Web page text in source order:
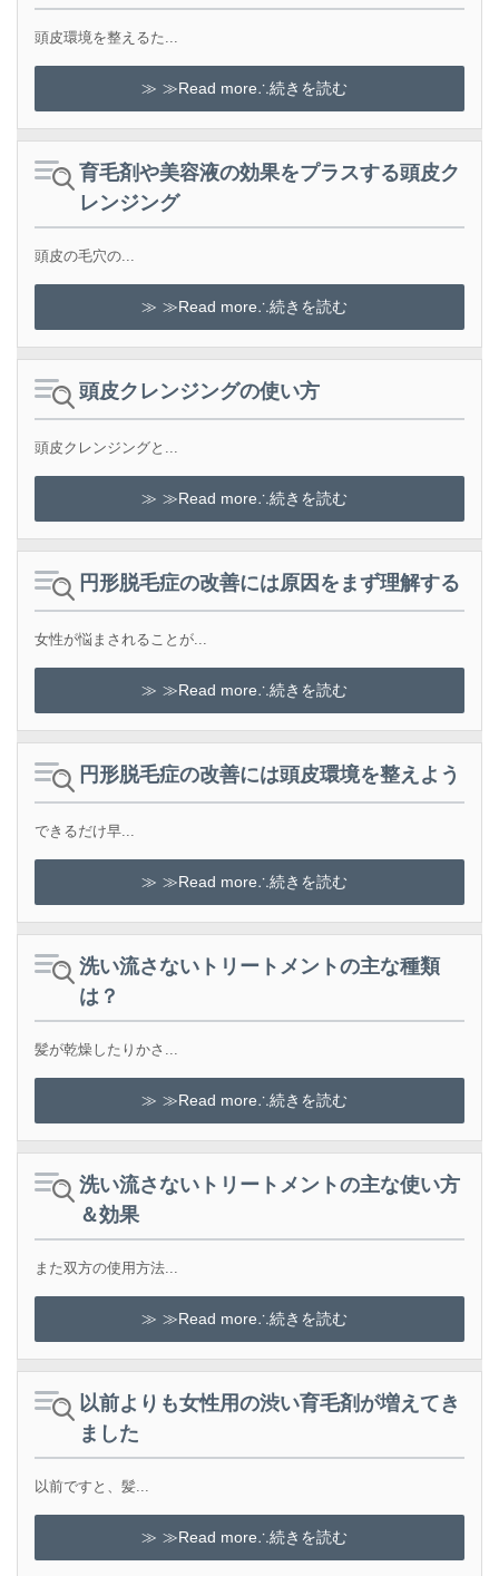
頭皮環境を整えるた...
≫Read more∴続きを読む
育毛剤や美容液の効果をプラスする頭皮ク
レンジング
頭皮の毛穴の...
≫Read more∴続きを読む
頭皮クレンジングの使い方
頭皮クレンジングと...
≫Read more∴続きを読む
円形脱毛症の改善には原因をまず理解する
女性が悩まされることが...
≫Read more∴続きを読む
円形脱毛症の改善には頭皮環境を整えよう
できるだけ早...
≫Read more∴続きを読む
洗い流さないトリートメントの主な種類
は？
髪が乾燥したりかさ...
≫Read more∴続きを読む
洗い流さないトリートメントの主な使い方
＆効果
また双方の使用方法...
≫Read more∴続きを読む
以前よりも女性用の渋い育毛剤が増えてき
ました
以前ですと、髪...
≫Read more∴続きを読む